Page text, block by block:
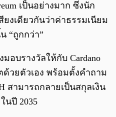
เป็นอย่างมาก ซึ่งนัก
ยงเดียวกันว่าค่าธรรมเนียม
“ถูกกว่า”
อบรางวัลให้กับ Cardano
วยตัวเอง พร้อมตั้งคำถาม
สามารถกลายเป็นสกุลเงิน
นปี 2035